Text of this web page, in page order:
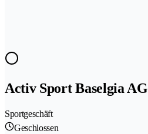
Activ Sport Baselgia AG
Sportgeschäft
Geschlossen